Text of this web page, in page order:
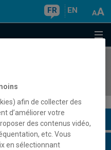
FR EN
afin de collecter des
d’améliorer votre
des contenus vidéo,
etc. Vous
en sélectionnant